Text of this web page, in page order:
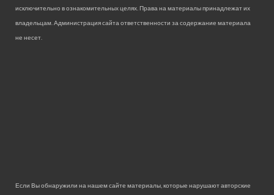
исключительно в ознакомительных целях. Права на материалы принадлежат их
владельцам. Администрация сайта ответственности за содержание материала
не несет.
Если Вы обнаружили на нашем сайте материалы, которые нарушают авторские